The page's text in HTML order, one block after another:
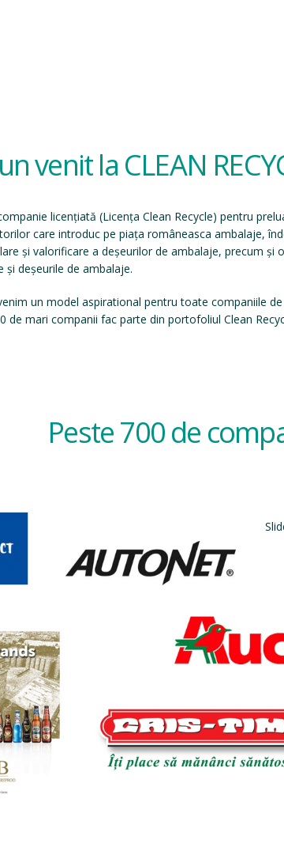
venit la CLEAN
licențiată (Licența Clean Recycle) pentru
care introduc pe piața româneasca ambalaje,
și valorificare a deșeurilor de ambalaje, precum și
și deșeurile de ambalaje.
un model aspirational pentru toate companiile
de mari companii fac parte din portofoliul Clean
Peste 700 de